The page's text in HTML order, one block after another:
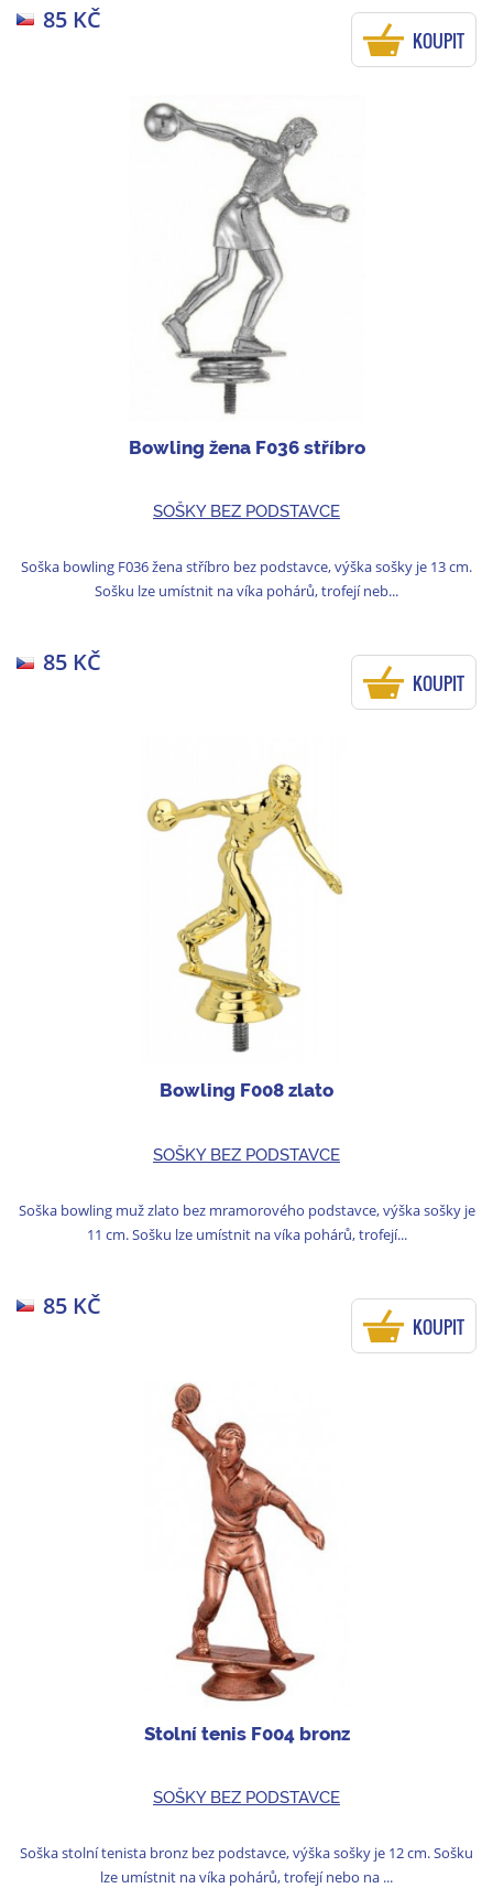
85 KČ
KOUPIT
Bowling žena F036 stříbro
SOŠKY BEZ PODSTAVCE
Soška bowling F036 žena stříbro bez podstavce, výška sošky je 13 cm.
Sošku lze umístnit na víka pohárů, trofejí neb...
85 KČ
KOUPIT
Bowling F008 zlato
SOŠKY BEZ PODSTAVCE
Soška bowling muž zlato bez mramorového podstavce, výška sošky je
11 cm. Sošku lze umístnit na víka pohárů, trofejí...
85 KČ
KOUPIT
Stolní tenis F004 bronz
SOŠKY BEZ PODSTAVCE
Soška stolní tenista bronz bez podstavce, výška sošky je 12 cm. Sošku
lze umístnit na víka pohárů, trofejí nebo na ...